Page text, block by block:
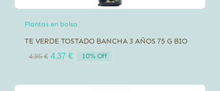
Plantas en bolsa
TE VERDE TOSTADO BANCHA 3 AÑOS 75 G BIO
4,85€ El
era:
4,37 €El
es:
10% Off